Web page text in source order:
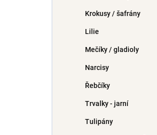
Krokusy / šafrány
Lilie
Mečíky / gladioly
Narcisy
Řebčíky
Trvalky - jarní
Tulipány